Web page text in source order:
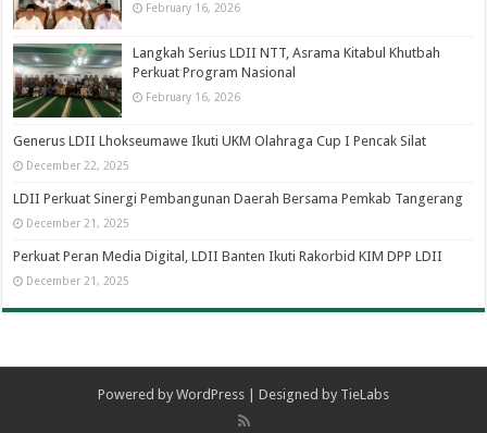
February 16, 2026
Langkah Serius LDII NTT, Asrama Kitabul Khutbah
Perkuat Program Nasional
February 16, 2026
Generus LDII Lhokseumawe Ikuti UKM Olahraga Cup I Pencak Silat
December 22, 2025
LDII Perkuat Sinergi Pembangunan Daerah Bersama Pemkab Tangerang
December 21, 2025
Perkuat Peran Media Digital, LDII Banten Ikuti Rakorbid KIM DPP LDII
December 21, 2025
Powered by WordPress | Designed by TieLabs